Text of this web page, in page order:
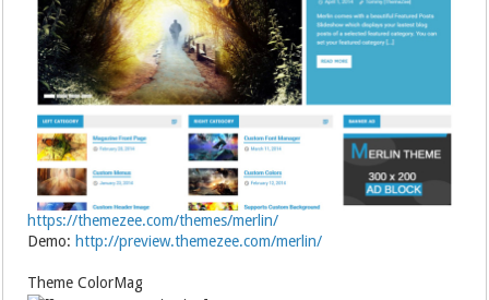
https://themezee.com/themes/merlin/
Demo: http://preview.themezee.com/merlin/
Theme ColorMag